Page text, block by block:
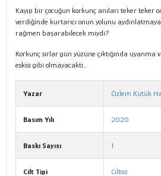
Kayıp bir çocuğun korkunç anıları teker teker
verdiğinde kurtarıcı onun yolunu
rağmen başarabilecek miydi?
Korkunç sırlar gün yüzüne çıktığında
eskisi gibi olmayacaktı...
Yazar Özlem Kütük
Basım Yılı 2020
Baskı Sayısı 1
Cilt Tipi Ciltsiz